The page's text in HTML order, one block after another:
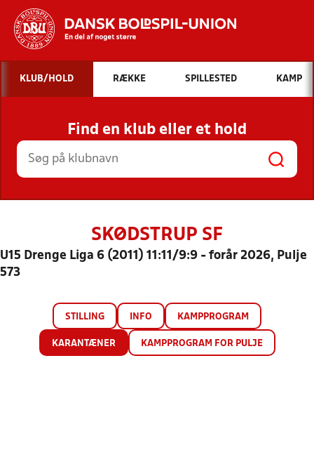
Hvad vil du søge efter?
INDHOLD OG NYHEDER
STILLINGER, RESULTATER, KLUBBER OG
HOLD
KLUB/HOLD RÆKKE SPILLESTED KAMP
Find en klub eller et hold
SKØDSTRUP SF
U15 Drenge Liga 6 (2011) 11:11/9:9 - forår 2026, Pulje
573
STILLING INFO KAMPPROGRAM
KARANTÆNER KAMPPROGRAM FOR PULJE